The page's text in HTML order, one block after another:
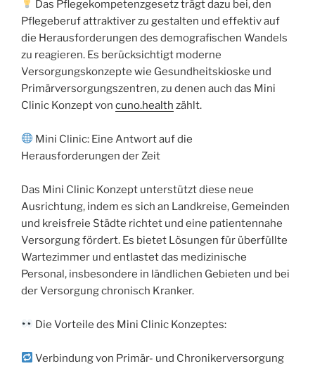
Das Pflegekompetenzgesetz trägt dazu bei, den
Pflegeberuf attraktiver zu gestalten und effektiv auf
die Herausforderungen des demografischen Wandels
zu reagieren. Es berücksichtigt moderne
Versorgungskonzepte wie Gesundheitskioske und
Primärversorgungszentren, zu denen auch das Mini
Clinic Konzept von cuno.health zählt.
Mini Clinic: Eine Antwort auf die
Herausforderungen der Zeit
Das Mini Clinic Konzept unterstützt diese neue
Ausrichtung, indem es sich an Landkreise, Gemeinden
und kreisfreie Städte richtet und eine patientennahe
Versorgung fördert. Es bietet Lösungen für überfüllte
Wartezimmer und entlastet das medizinische
Personal, insbesondere in ländlichen Gebieten und bei
der Versorgung chronisch Kranker.
Die Vorteile des Mini Clinic Konzeptes:
Verbindung von Primär- und Chronikerversorgung